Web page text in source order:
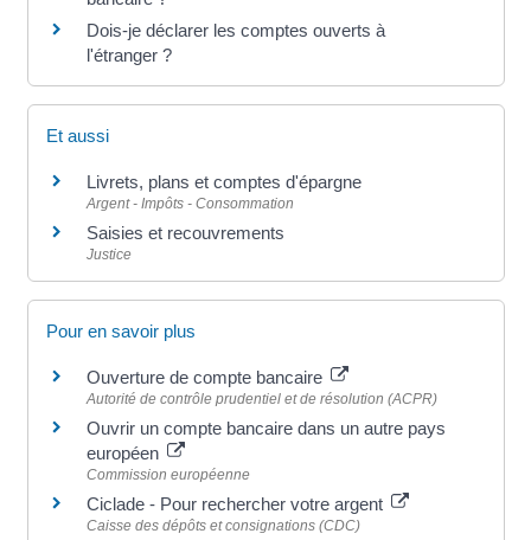
Dois-je déclarer les comptes ouverts à
l'étranger ?
Et aussi
Livrets, plans et comptes d'épargne
Argent - Impôts - Consommation
Saisies et recouvrements
Justice
Pour en savoir plus
Ouverture de compte bancaire
Autorité de contrôle prudentiel et de résolution (ACPR)
Ouvrir un compte bancaire dans un autre pays
européen
Commission européenne
Ciclade - Pour rechercher votre argent
Caisse des dépôts et consignations (CDC)